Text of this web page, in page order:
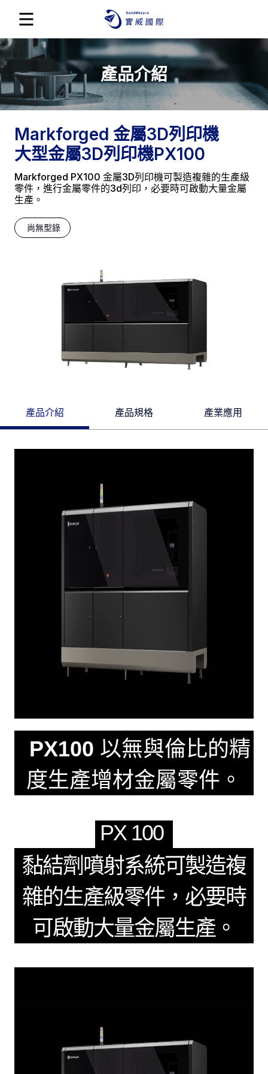
產品介紹
Markforged 金屬3D列印機
大型金屬3D列印機PX100
Markforged PX100 金屬3D列印機可製造複雜的生產級
零件，進行金屬零件的3d列印，必要時可啟動大量金屬
生產。
尚無型錄
產品介紹 產品規格 產業應用
PX100 以無與倫比的精
度生產增材金屬零件。
PX 100
黏結劑噴射系統可製造複
雜的生產級零件，必要時
可啟動大量金屬生產。